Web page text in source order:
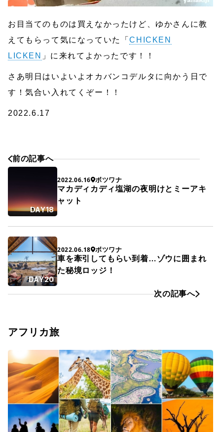
お目当てのものは買えなかったけど、ゆかさんに教
えてもらって気になっていた「CHICKEN
LICKEN 」に来れてよかったです！！
さあ明日はいよいよオカバンコデルタに向かう日で
す！気合い入れてくぞー！！
2022.6.17
前の記事へ
DAY18
2022.06.16 ボツワナ
マカディカディ塩湖の夜明けとミーアキ
ャット
次の記事へ
DAY20
2022.06.18 ボツワナ
車を牽引してもらい到着…ゾウに囲まれ
た秘境ロッジ！
アフリカ旅